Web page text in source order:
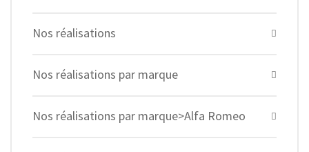
Nos réalisations
Nos réalisations par marque
Nos réalisations par marque>Alfa Romeo